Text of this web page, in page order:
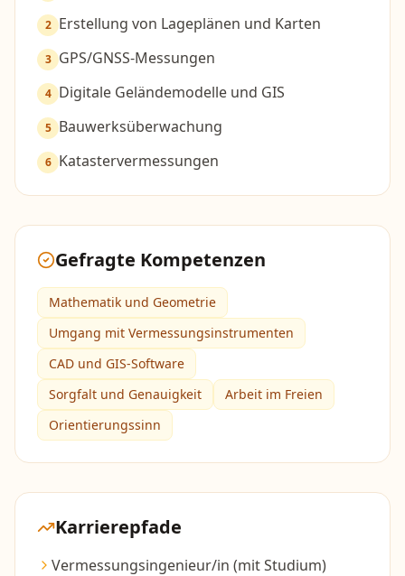
2 Erstellung von Lageplänen und Karten
3 GPS/GNSS-Messungen
4 Digitale Geländemodelle und GIS
5 Bauwerksüberwachung
6 Katastervermessungen
Gefragte Kompetenzen
Mathematik und Geometrie
Umgang mit Vermessungsinstrumenten
CAD und GIS-Software
Sorgfalt und Genauigkeit
Arbeit im Freien
Orientierungssinn
Karrierepfade
Vermessungsingenieur/in (mit Studium)